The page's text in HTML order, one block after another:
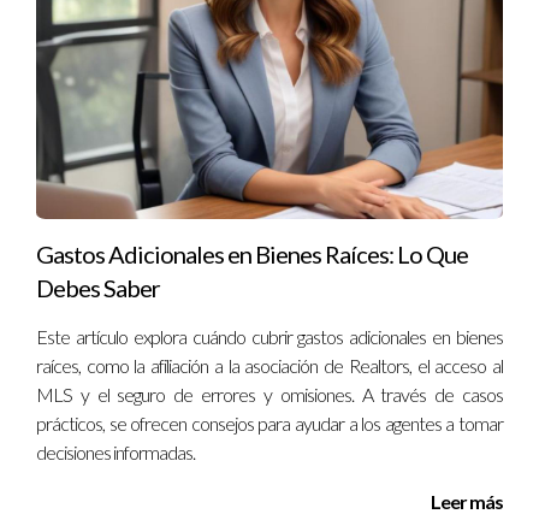
antes de realizar tu pedido.
¿Puedo hacer cambios después de realizar mi
pedido?
La mayoría de los servicios permiten cambios antes del envío
final; sin embargo, después del proceso iniciado puede haber
restricciones dependiendo del proveedor.
¿Qué debo incluir en mi tarjeta?
telefónico y correo electrónico. También puedes agregar
enlaces a redes sociales profesionales si lo consideras
relevante. Recuerda siempre revisar tus diseños antes de
enviarlos a imprimir para asegurarte de que todo esté
Gastos Adicionales en Bienes Raíces: Lo Que
Debes Saber
Este artículo explora cuándo cubrir gastos adicionales en bienes
raíces, como la afiliación a la asociación de Realtors, el acceso al
MLS y el seguro de errores y omisiones. A través de casos
prácticos, se ofrecen consejos para ayudar a los agentes a tomar
decisiones informadas.
Leer más